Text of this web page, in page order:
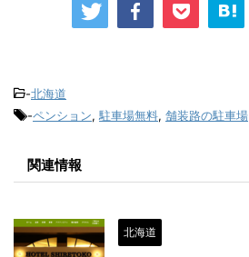
-北海道
-ペンション,駐車場無料, 舗装路の駐車場
関連情報
北海道